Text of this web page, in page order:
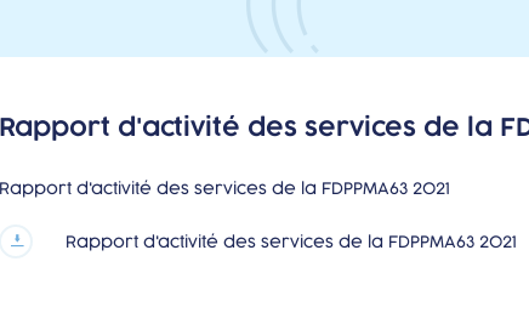
Rapport d'activité des services de la
Rapport d'activité des services de la FDPPMA63 2021
Rapport d'activité des services de la FDPPMA63 2021